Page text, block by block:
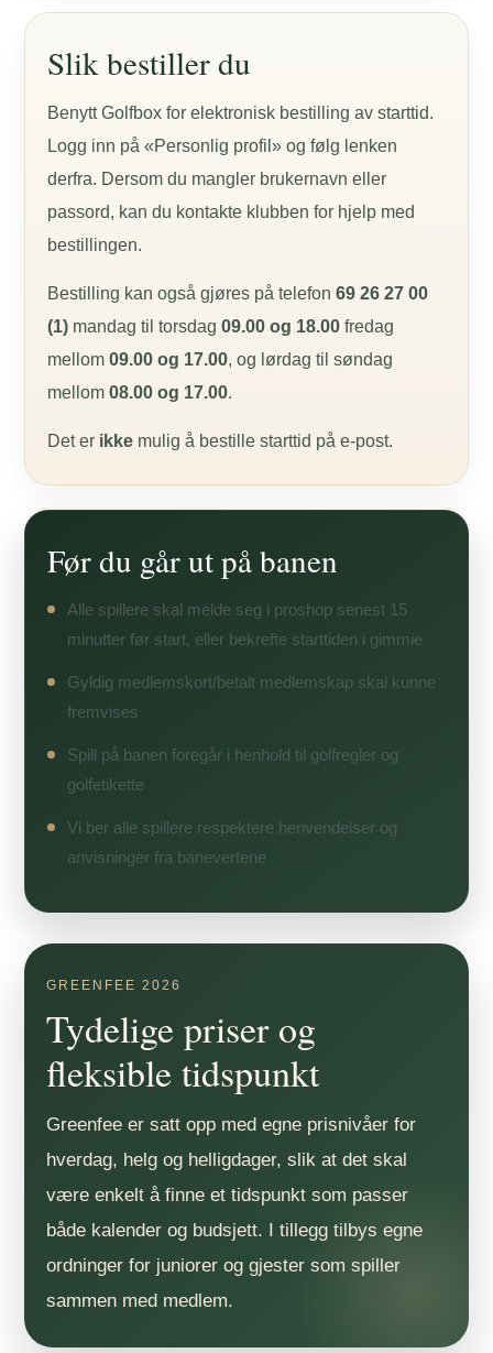
Slik bestiller du
Benytt Golfbox for elektronisk bestilling av starttid.
Logg inn på «Personlig profil» og følg lenken
derfra. Dersom du mangler brukernavn eller
passord, kan du kontakte klubben for hjelp med
bestillingen.
Bestilling kan også gjøres på telefon69 26 27 00
(1) mandag til torsdag09.00 og 18.00fredag
mellom09.00 og 17.00, og lørdag til søndag
mellom08.00 og 17.00.
Det er ikke mulig å bestille starttid på e-post.
Før du går ut på banen
Alle spillere skal melde seg i proshop senest 15
minutter før start, eller bekrefte starttiden i gimmie
Gyldig medlemskort/betalt medlemskap skal kunne
fremvises
Spill på banen foregår i henhold til golfregler og
golfetikette
Vi ber alle spillere respektere henvendelser og
anvisninger fra banevertene
GREENFEE 2026
Tydelige priser og
fleksible tidspunkt
Greenfee er satt opp med egne prisnivåer for
hverdag, helg og helligdager, slik at det skal
være enkelt å finne et tidspunkt som passer
både kalender og budsjett. I tillegg tilbys egne
ordninger for juniorer og gjester som spiller
sammen med medlem.